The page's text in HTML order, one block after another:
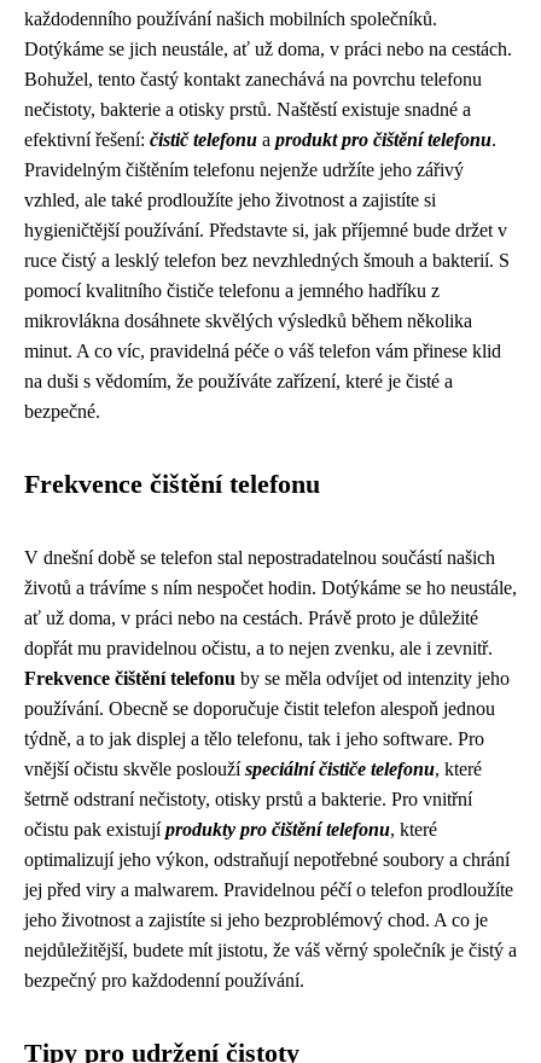
každodenního používání našich mobilních společníků.
Dotýkáme se jich neustále, ať už doma, v práci nebo na cestách.
Bohužel, tento častý kontakt zanechává na povrchu telefonu
nečistoty, bakterie a otisky prstů. Naštěstí existuje snadné a
efektivní řešení: čistič telefonu a produkt pro čištění telefonu.
Pravidelným čištěním telefonu nejenže udržíte jeho zářivý
vzhled, ale také prodloužíte jeho životnost a zajistíte si
hygieničtější používání. Představte si, jak příjemné bude držet v
ruce čistý a lesklý telefon bez nevzhledných šmouh a bakterií. S
pomocí kvalitního čističe telefonu a jemného hadříku z
mikrovlákna dosáhnete skvělých výsledků během několika
minut. A co víc, pravidelná péče o váš telefon vám přinese klid
na duši s vědomím, že používáte zařízení, které je čisté a
bezpečné.
Frekvence čištění telefonu
V dnešní době se telefon stal nepostradatelnou součástí našich
životů a trávíme s ním nespočet hodin. Dotýkáme se ho neustále,
ať už doma, v práci nebo na cestách. Právě proto je důležité
dopřát mu pravidelnou očistu, a to nejen zvenku, ale i zevnitř.
Frekvence čištění telefonu by se měla odvíjet od intenzity jeho
používání. Obecně se doporučuje čistit telefon alespoň jednou
týdně, a to jak displej a tělo telefonu, tak i jeho software. Pro
vnější očistu skvěle posloužíspeciální čističe telefonu, které
šetrně odstraní nečistoty, otisky prstů a bakterie. Pro vnitřní
očistu pak existujíprodukty pro čištění telefonu, které
optimalizují jeho výkon, odstraňují nepotřebné soubory a chrání
jej před viry a malwarem. Pravidelnou péčí o telefon prodloužíte
jeho životnost a zajistíte si jeho bezproblémový chod. A co je
nejdůležitější, budete mít jistotu, že váš věrný společník je čistý a
bezpečný pro každodenní používání.
Tipy pro udržení čistoty